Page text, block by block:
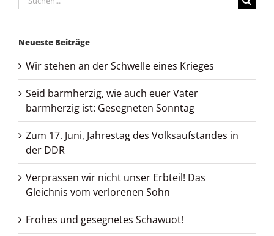
nach:
Neueste Beiträge
Wir stehen an der Schwelle eines Krieges
Seid barmherzig, wie auch euer Vater
barmherzig ist: Gesegneten Sonntag
Zum 17. Juni, Jahrestag des Volksaufstandes in
der DDR
Verprassen wir nicht unser Erbteil! Das
Gleichnis vom verlorenen Sohn
Frohes und gesegnetes Schawuot!